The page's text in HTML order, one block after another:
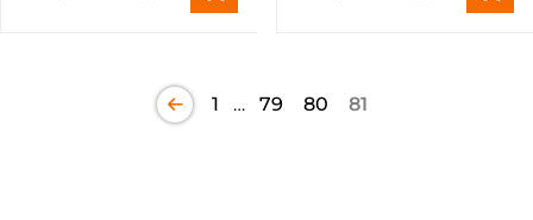
1 … 79 80 81